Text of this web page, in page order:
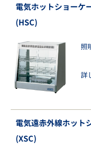
電気ホットショーケ
(HSC)
照
詳
電気遠赤外線ホット
(XSC)